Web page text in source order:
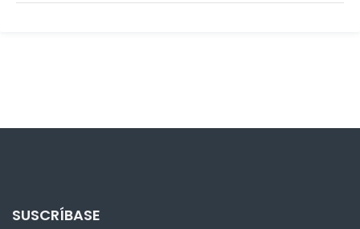
SUSCRÍBASE